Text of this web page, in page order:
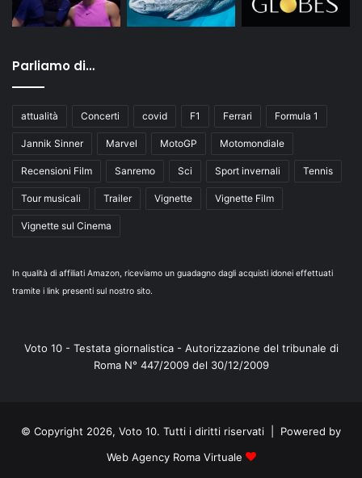
Parliamo di…
attualità Concerti covid F1 Ferrari Formula 1
Jannik Sinner Marvel MotoGP Motomondiale
Recensioni Film Sanremo Sci Sport invernali Tennis
Tour musicali Trailer Vignette Vignette Film
Vignette sul Cinema
In qualità di affiliati Amazon, riceviamo un guadagno dagli acquisti idonei effettuati
tramite i link presenti sul nostro sito.
Voto 10 - Testata giornalistica - Autorizzazione del tribunale di
Roma N° 447/2009 del 30/12/2009
© Copyright 2026, Voto 10. Tutti i diritti riservati | Powered by
Web Agency Roma Virtuale